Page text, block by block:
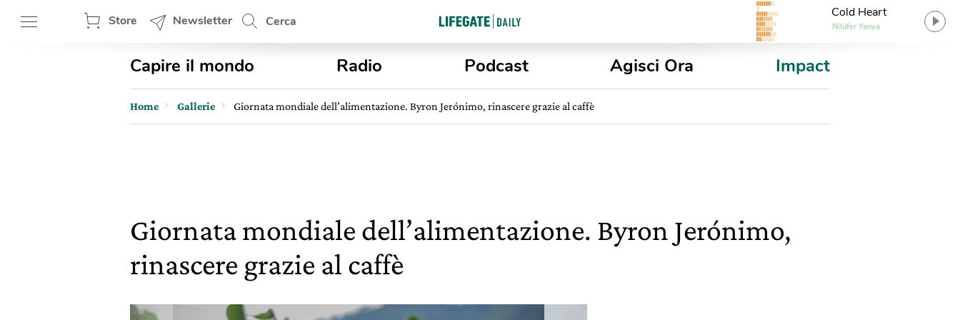
Store Newsletter Cerca
Cold Heart
Nilüfer Yanya
Capire il mondo Radio Podcast Agisci Ora Impact
Home Gallerie Giornata mondiale dell’alimentazione. Byron Jerónimo, rinascere grazie al caffè
Giornata mondiale dell’alimentazione. Byron Jerónimo,
rinascere grazie al caffè